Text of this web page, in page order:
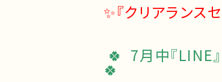
✨『クリアランス
🍀 7月中『LINE
🍀